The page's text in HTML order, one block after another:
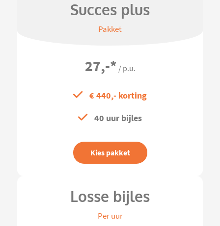
Succes plus
Pakket
27,-* / p.u.
€ 440,- korting
40 uur bijles
Kies pakket
Losse bijles
Per uur